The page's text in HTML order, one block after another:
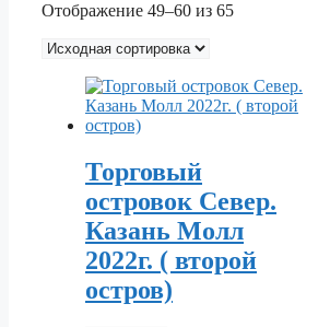
Отображение 49–60 из 65
Торговый
островок Север.
Казань Молл
2022г. ( второй
остров)